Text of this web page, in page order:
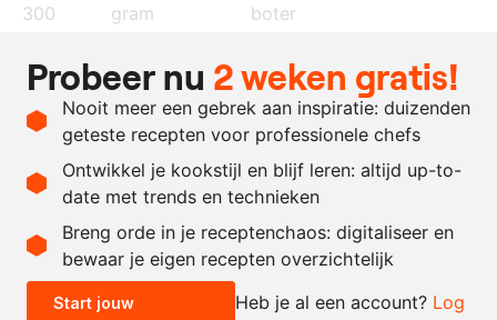
300
gram
boter
2.5
gram
zout
25
gram
ei
Recept omrekenen
- +
Probeer nu 2 weken gratis!
Nooit meer een gebrek aan inspiratie: duizenden
geteste recepten voor professionele chefs
Ontwikkel je kookstijl en blijf leren: altijd up-to-
date met trends en technieken
Breng orde in je receptenchaos: digitaliseer en
bewaar je eigen recepten overzichtelijk
Start jouw
Heb je al een account? Log